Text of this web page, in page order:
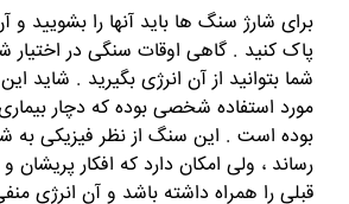
برای شارژ سنگ ها باید آنها را بشویید و
پاک کنید . گاهی اوقات سنگی در اختیار
شما بتوانید از آن انرژی بگیرید . شاید
مورد استفاده شخصی بوده که دچار
بوده است . این سنگ از نظر فیزیکی به
رساند ، ولی امکان دارد که افکار
قبلی را همراه داشته باشد و آن انرژی